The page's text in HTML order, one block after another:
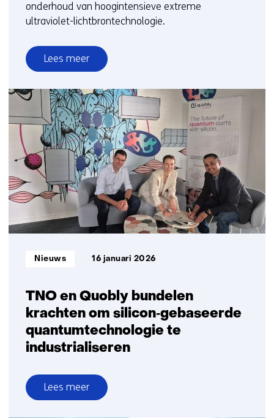
onderhoud van hoogintensieve extreme
ultraviolet-lichtbrontechnologie.
Lees meer
over
TNO
en
Ushio,
een
stabiele
samenwerking
in
de
verdere
ontwikkeling
van
technologie
TNO en Quobly bundelen
krachten om silicon‑gebaseerde
quantumtechnologie te
industrialiseren
Informatietype:
Nieuws 16 januari 2026
Lees meer
over